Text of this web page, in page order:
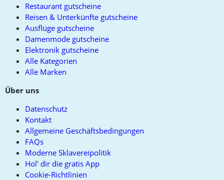
Restaurant gutscheine
Reisen & Unterkünfte gutscheine
Ausflüge gutscheine
Damenmode gutscheine
Elektronik gutscheine
Alle Kategorien
Alle Marken
Über uns
Datenschutz
Kontakt
Allgemeine Geschäftsbedingungen
FAQs
Moderne Sklavereipolitik
Hol' dir die gratis App
Cookie-Richtlinien